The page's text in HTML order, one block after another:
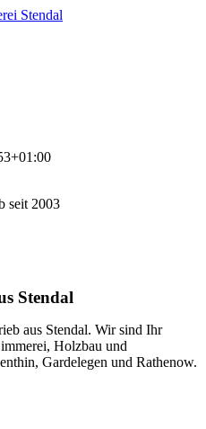
seit 2003
Stendal
aus Stendal. Wir sind Ihr
Holzbau und
Gardelegen und Rathenow.